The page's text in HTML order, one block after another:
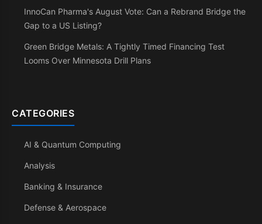
InnoCan Pharma's August Vote: Can a Rebrand Bridge the
Gap to a US Listing?
Green Bridge Metals: A Tightly Timed Financing Test
Looms Over Minnesota Drill Plans
CATEGORIES
AI & Quantum Computing
Analysis
Banking & Insurance
Defense & Aerospace